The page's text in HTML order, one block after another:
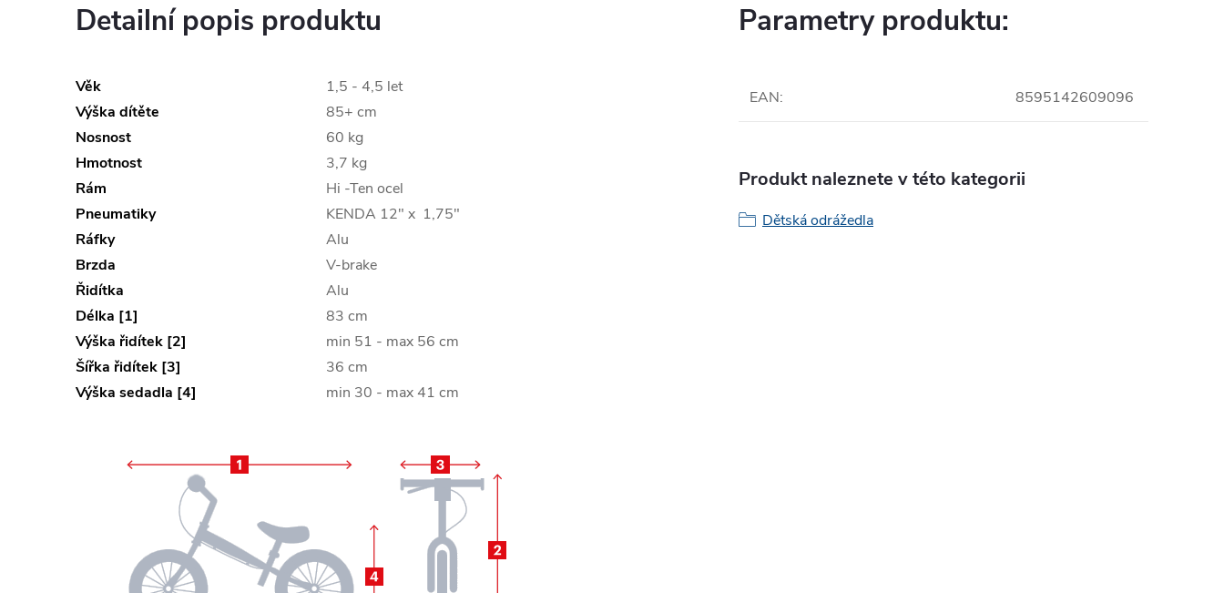
Detailní popis produktu
Věk
1,5 - 4,5 let
Výška dítěte
85+ cm
Nosnost
60 kg
Hmotnost
3,7 kg
Rám
Hi -Ten ocel
Pneumatiky
KENDA 12" x 1,75"
Ráfky
Alu
Brzda
V-brake
Řidítka
Alu
Délka [1]
83 cm
Výška řidítek [2]
min 51 - max 56 cm
Šířka řidítek [3]
36 cm
Výška sedadla [4]
min 30 - max 41 cm
Parametry produktu:
EAN: 8595142609096
Produkt naleznete v této kategorii
Dětská odrážedla